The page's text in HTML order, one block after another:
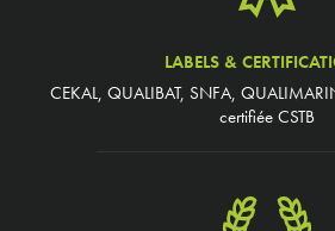
LABELS &
CEKAL, QUALIBAT, SNFA,
certifiée CSTB